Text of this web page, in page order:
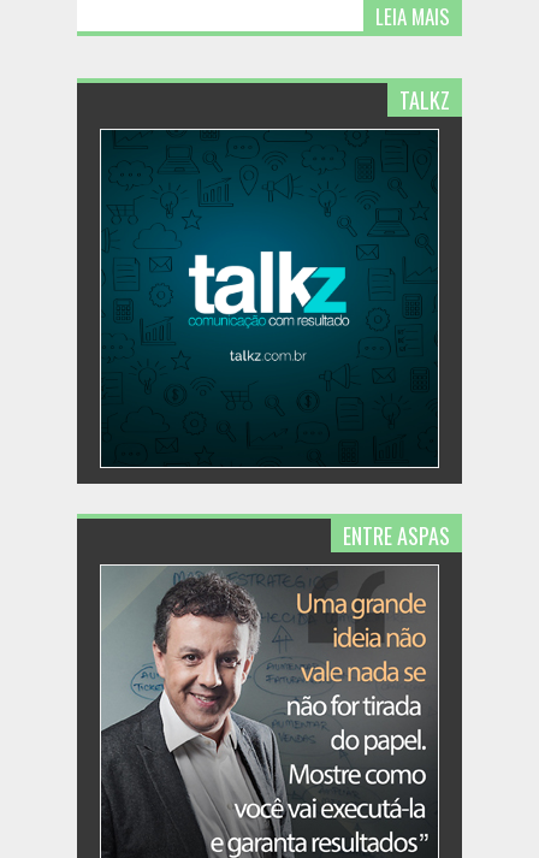
LEIA MAIS
TALKZ
ENTRE ASPAS